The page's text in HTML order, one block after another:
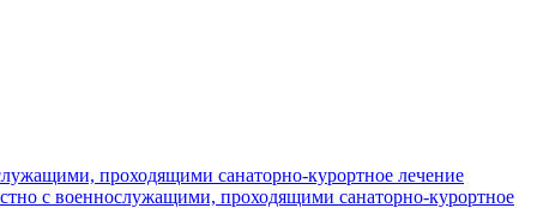
проходящими санаторно-курортное лечение
с военнослужащими, проходящими санаторно-курортное